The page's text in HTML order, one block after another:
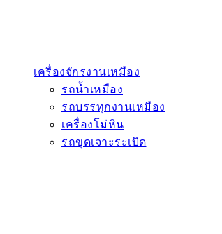
เครื่องจักรงานเหมือง
รถน้ำเหมือง
รถบรรทุกงานเหมือง
เครื่องโม่หิน
รถขุดเจาะระเบิด